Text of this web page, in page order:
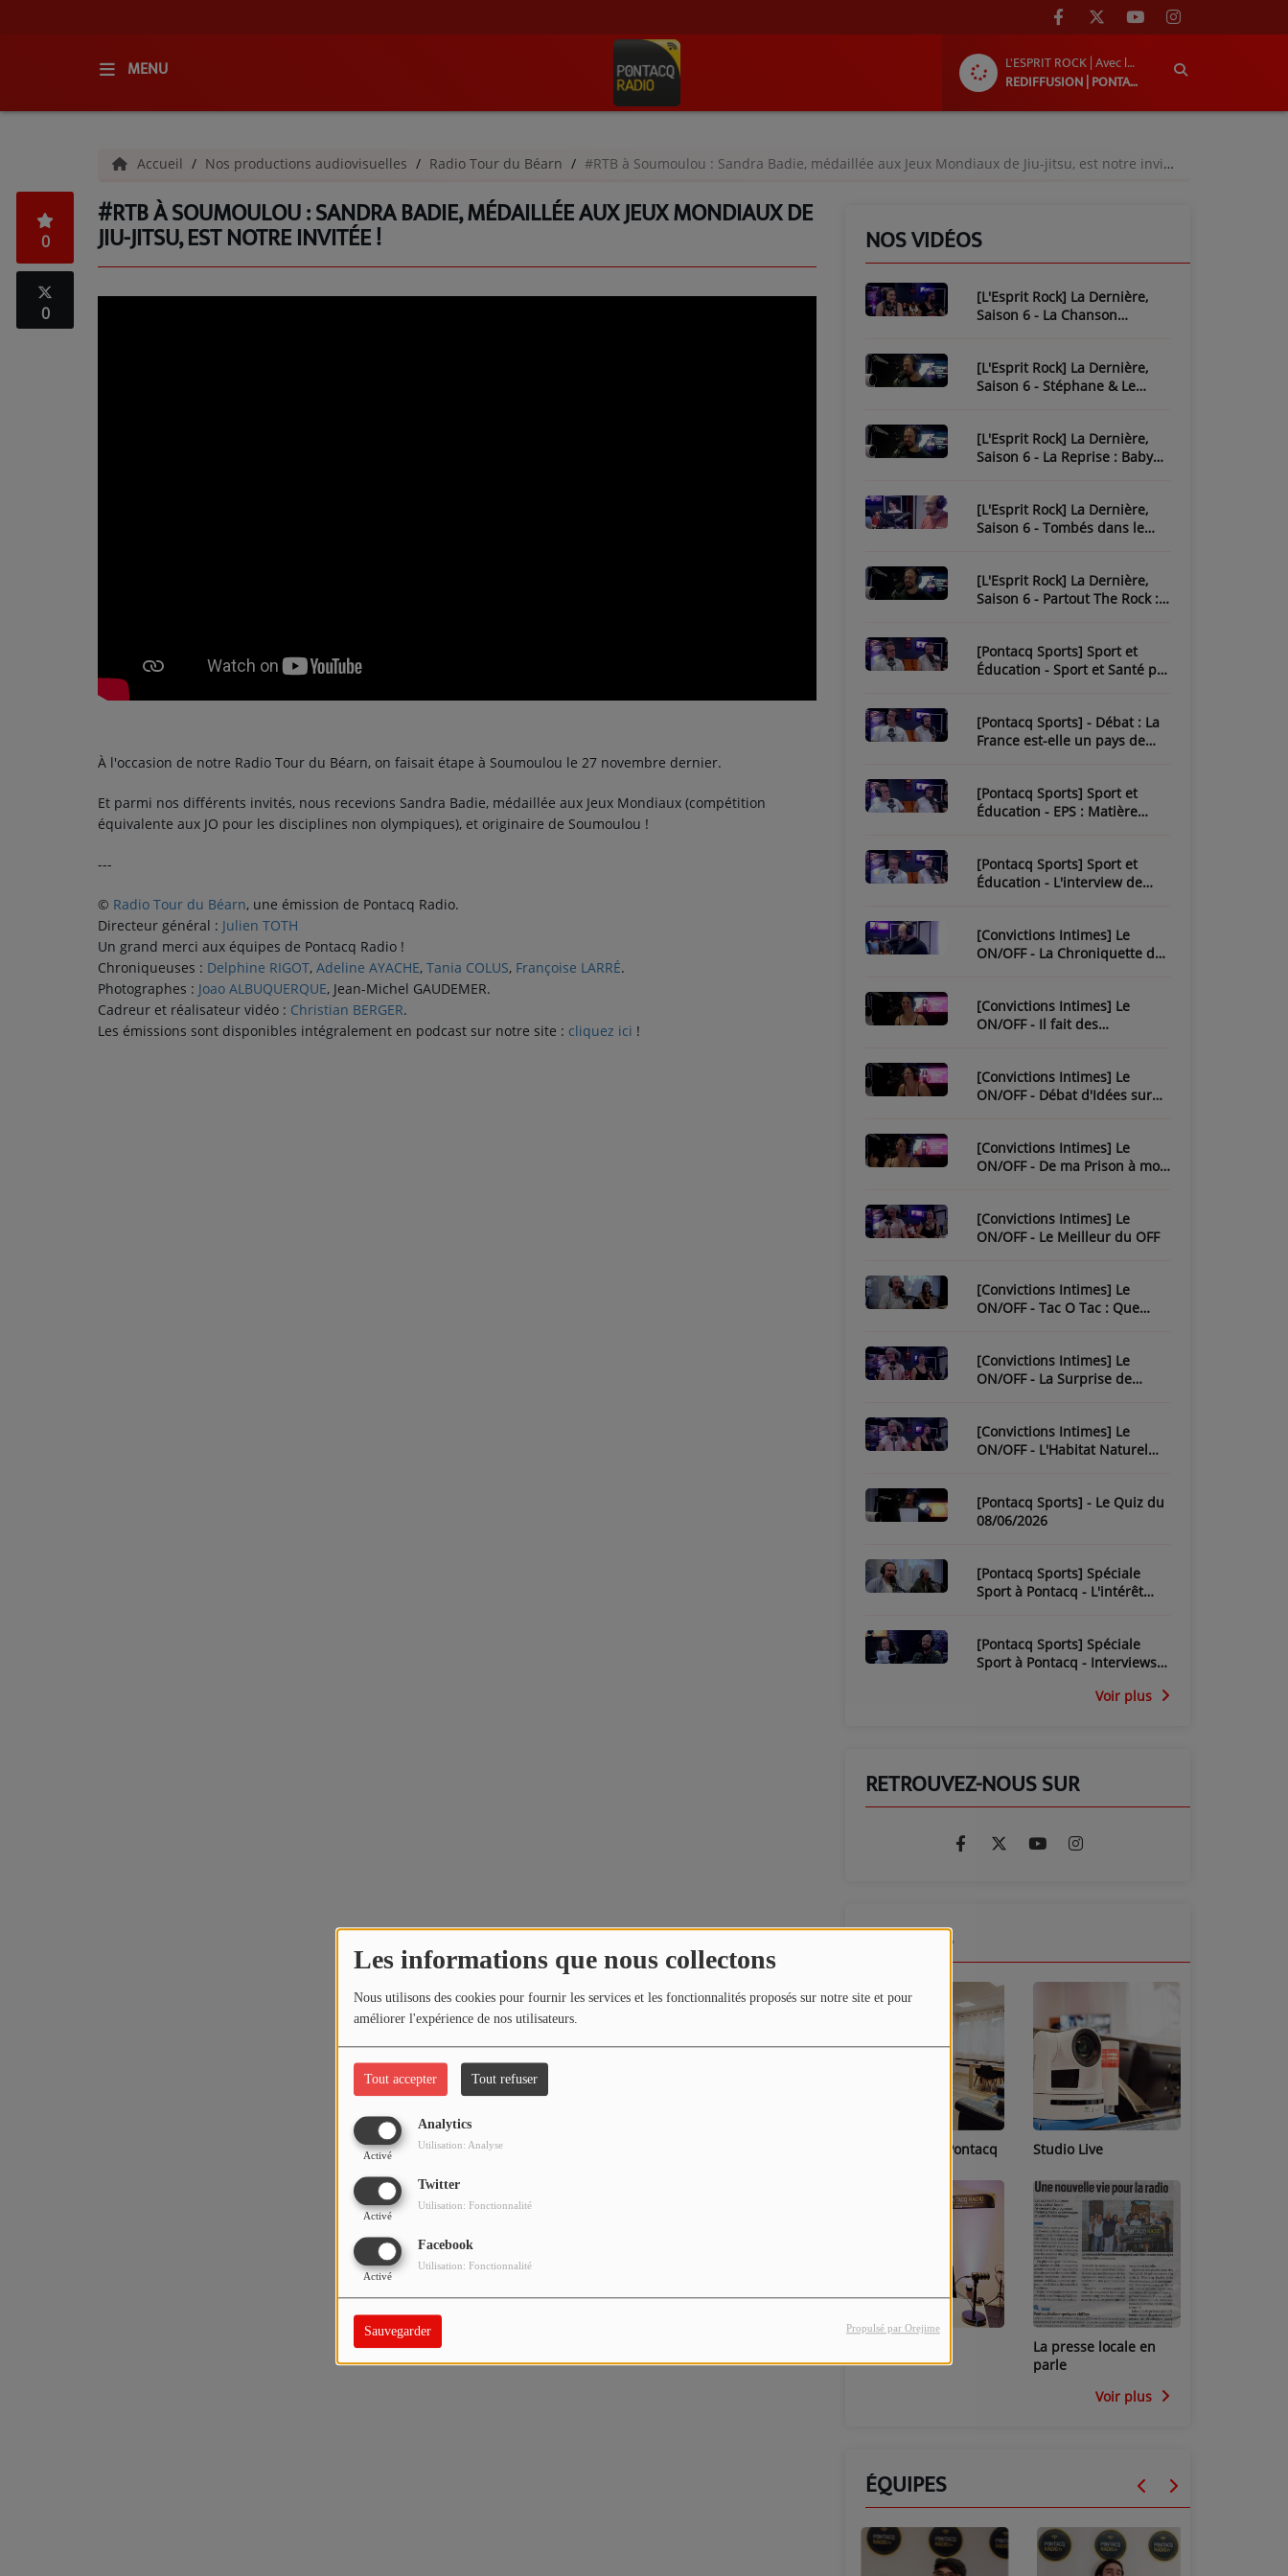
Les informations que nous collectons
Nous utilisons des cookies pour fournir les services et les fonctionnalités proposés sur notre site et pour
améliorer l'expérience de nos utilisateurs.
Tout accepter Tout refuser
Analytics
Activé
Utilisation: Analyse
Twitter
Activé
Utilisation: Fonctionnalité
Facebook
Activé
Utilisation: Fonctionnalité
Sauvegarder Propulsé par Orejime
MENU
L'ESPRIT ROCK | Avec le groupe « Ni!L »
REDIFFUSION | PONTACQ RADIO
QUI SOMMES-NOUS ?
GRILLE DES PROGRAMMES
C'ÉTAIT QUOI CE TITRE ?
VOTRE PUBLICITÉ SUR PONTACQ RADIO
L'INFORMATION
EN QUOI ÇA CONSISTE ?
JEUX CONCOURS
RECRUTEMENT
VENEZ DANS LE PUBLIC !
Accueil Nos productions audiovisuelles Radio Tour du Béarn #RTB à Soumoulou : Sandra Badie, médaillée aux Jeux Mondiaux de Jiu-jitsu, est notre invitée !
#RTB À SOUMOULOU : SANDRA BADIE, MÉDAILLÉE AUX JEUX MONDIAUX DE
JIU-JITSU, EST NOTRE INVITÉE !
0
0
À l'occasion de notre Radio Tour du Béarn, on faisait étape à Soumoulou le 27 novembre dernier.
Et parmi nos différents invités, nous recevions Sandra Badie, médaillée aux Jeux Mondiaux (compétition
équivalente aux JO pour les disciplines non olympiques), et originaire de Soumoulou !
---
© Radio Tour du Béarn, une émission de Pontacq Radio.
Directeur général : Julien TOTH
Un grand merci aux équipes de Pontacq Radio !
Chroniqueuses : Delphine RIGOT, Adeline AYACHE, Tania COLUS, Françoise LARRÉ.
Photographes : Joao ALBUQUERQUE, Jean-Michel GAUDEMER.
Cadreur et réalisateur vidéo : Christian BERGER.
Les émissions sont disponibles intégralement en podcast sur notre site : cliquez ici !
NOS VIDÉOS
[L'Esprit Rock] La Dernière,
Saison 6 - La Chanson
[L'Esprit Rock] La Dernière,
Saison 6 - Stéphane & Le
[L'Esprit Rock] La Dernière,
Saison 6 - La Reprise : Baby
[L'Esprit Rock] La Dernière,
Saison 6 - Tombés dans le
[L'Esprit Rock] La Dernière,
Saison 6 - Partout The Rock :
[Pontacq Sports] Sport et
Éducation - Sport et Santé par
[Pontacq Sports] - Débat : La
France est-elle un pays de
[Pontacq Sports] Sport et
Éducation - EPS : Matière
[Pontacq Sports] Sport et
Éducation - L'interview de
[Convictions Intimes] Le
ON/OFF - La Chroniquette de
[Convictions Intimes] Le
ON/OFF - Il fait des
[Convictions Intimes] Le
ON/OFF - Débat d'Idées sur
[Convictions Intimes] Le
ON/OFF - De ma Prison à mon
[Convictions Intimes] Le
ON/OFF - Le Meilleur du OFF
[Convictions Intimes] Le
ON/OFF - Tac O Tac : Que
[Convictions Intimes] Le
ON/OFF - La Surprise de
[Convictions Intimes] Le
ON/OFF - L'Habitat Naturel
[Pontacq Sports] - Le Quiz du
08/06/2026
[Pontacq Sports] Spéciale
Sport à Pontacq - L'intérêt
[Pontacq Sports] Spéciale
Sport à Pontacq - Interviews
Voir plus
RETROUVEZ-NOUS SUR
GALERIES
Les locaux de Pontacq
Studio Live
La presse locale en
parle
Voir plus
ÉQUIPES